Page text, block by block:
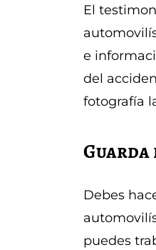
El
e
del
fotografía
Debes
puedes